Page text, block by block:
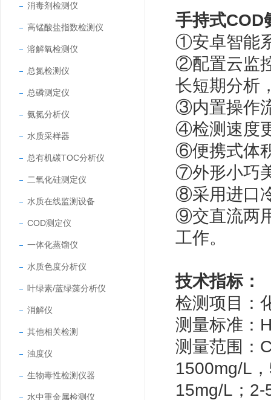
消毒剂检测仪
高锰酸盐指数检测仪
溶解氧检测仪
总氮检测仪
总磷测定仪
氨氮分析仪
水质采样器
总有机碳TOC分析仪
二氧化硅测定仪
水质在线监测设备
COD测定仪
一体化蒸馏仪
水质色度分析仪
叶绿素/蓝绿藻分析仪
消解仪
其他相关检测
浊度仪
生物毒性检测仪器
水中重金属检测仪
手持式COD
①安卓智能
②配置云监
长短期分析
③内置操作
④检测速度
⑥便携式体
⑦外形小巧
⑧采用进口
⑨交直流两
工作。
技术指标：
检测项目：
测量标准：
测量范围：
1500mg/L
15mg/L；